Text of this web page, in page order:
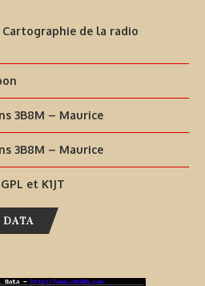
Cartographie de la radio
3B8M – Maurice
3B8M – Maurice
et K1JT